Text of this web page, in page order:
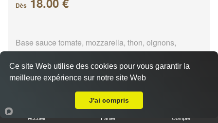
Dès
Base sauce tomate, mozzarella, thon, oignons,
poivrons, olives
Pizza napolitaine méga
Accueil Panier Compte
Ce site Web utilise des cookies pour vous garantir la
meilleure expérience sur notre site Web
J'ai compris